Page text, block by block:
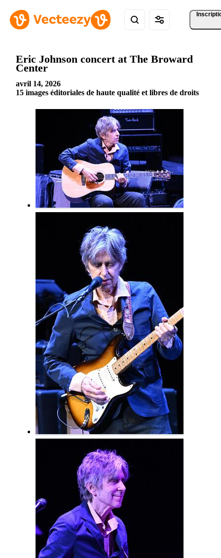
Eric Johnson concert at The Broward
Center
avril 14, 2026
15 images éditoriales de haute qualité et libres de droits